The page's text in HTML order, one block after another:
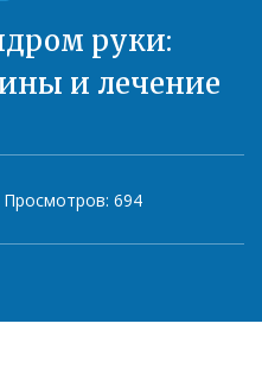
руки:
и лечение
694